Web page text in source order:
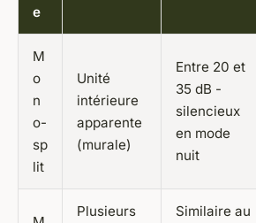
e
M
o
n
o-
sp
lit
Unité
intérieure
apparente
(murale)
Entre 20 et
35 dB -
silencieux
en mode
nuit
Plusieurs Similaire au